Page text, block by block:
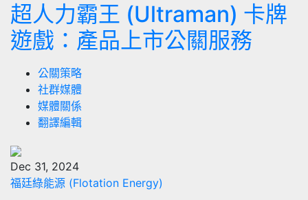
超人力霸王 (Ultraman) 卡牌
遊戲：產品上市公關服務
公關策略
社群媒體
媒體關係
翻譯編輯
Dec 31, 2024
福廷綠能源 (Flotation Energy)